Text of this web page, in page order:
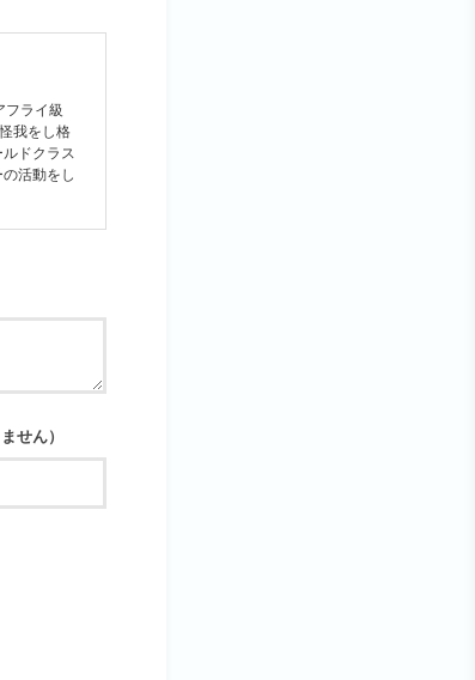
フライ級
我をし格
ドクラス
活動をし
せん）